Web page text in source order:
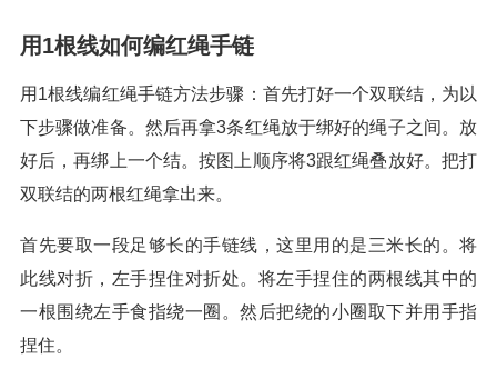
用1根线如何编红绳手链
用1根线编红绳手链方法步骤：首先打好一个双联结，为以
下步骤做准备。然后再拿3条红绳放于绑好的绳子之间。放
好后，再绑上一个结。按图上顺序将3跟红绳叠放好。把打
双联结的两根红绳拿出来。
首先要取一段足够长的手链线，这里用的是三米长的。将
此线对折，左手捏住对折处。将左手捏住的两根线其中的
一根围绕左手食指绕一圈。然后把绕的小圈取下并用手指
捏住。